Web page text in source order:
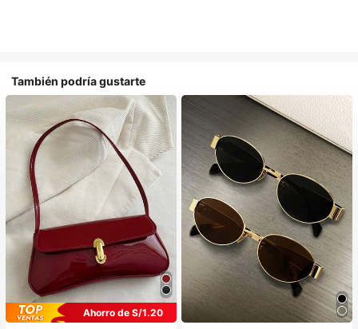
También podría gustarte
Ahorro de S/1.20